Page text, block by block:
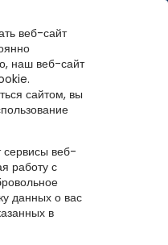
веб-сайт
наш веб-сайт
сайтом, вы
сервисы веб-
работу с
данных о вас
в
документам и
авторизоваться.
зарегистрируйтесь.
пароля
пароль
к профилю на портале. На
пароля.
портале
имеют доступ к
мероприятий,
документам, а